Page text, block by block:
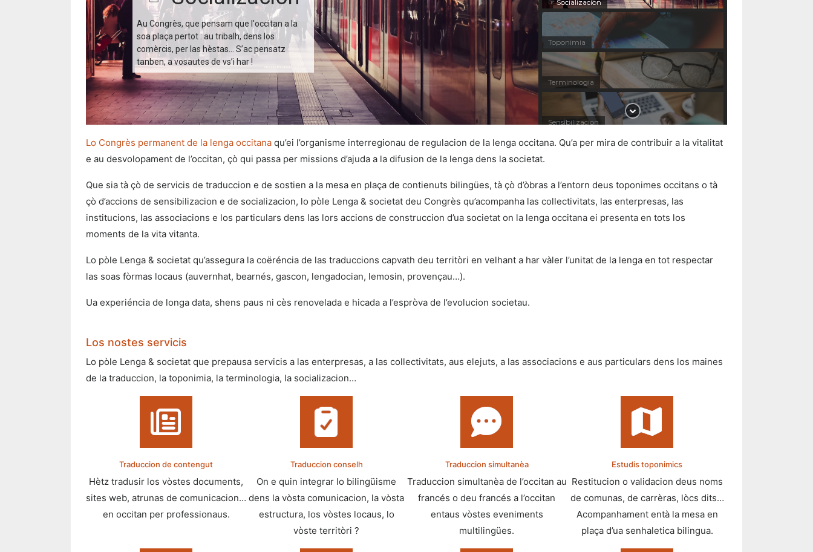
Au Congrès, que pensam que l'occitan a la
soa plaça pertot : au tribalh, dens los
comèrcis, per las hèstas... S’ac pensatz
tanben, a vosautes de vs’i har !
☞ Socializacion
Toponimia
Terminologia
Sensibilizacion
Lo Congrès permanent de la lenga occitana qu’ei l’organisme interregionau de regulacion de la lenga occitana. Qu’a per mira de contribuir a la vitalitat
e au desvolopament de l’occitan, çò qui passa per missions d’ajuda a la difusion de la lenga dens la societat.
Que sia tà çò de servicis de traduccion e de sostien a la mesa en plaça de contienuts bilingües, tà çò d’òbras a l’entorn deus toponimes occitans o tà
çò d’accions de sensibilizacion e de socializacion, lo pòle Lenga & societat deu Congrès qu’acompanha las collectivitats, las enterpresas, las
institucions, las associacions e los particulars dens las lors accions de construccion d’ua societat on la lenga occitana ei presenta en tots los
moments de la vita vitanta.
Lo pòle Lenga & societat qu’assegura la coëréncia de las traduccions capvath deu territòri en velhant a har vàler l’unitat de la lenga en tot respectar
las soas fòrmas locaus (auvernhat, bearnés, gascon, lengadocian, lemosin, provençau…).
Ua experiéncia de longa data, shens paus ni cès renovelada e hicada a l’espròva de l’evolucion societau.
Los nostes servicis
Lo pòle Lenga & societat que prepausa servicis a las enterpresas, a las collectivitats, aus elejuts, a las associacions e aus particulars dens los maines
de la traduccion, la toponimia, la terminologia, la socializacion…
Traduccion de contengut
Hètz tradusir los vòstes documents,
sites web, atrunas de comunicacion…
en occitan per professionaus.
Traduccion conselh
On e quin integrar lo bilingüisme
dens la vòsta comunicacion, la vòsta
estructura, los vòstes locaus, lo
vòste territòri ?
Traduccion simultanèa
Traduccion simultanèa de l’occitan au
francés o deu francés a l’occitan
entaus vòstes eveniments
multilingües.
Estudis toponimics
Restitucion o validacion deus noms
de comunas, de carrèras, lòcs dits…
Acompanhament entà la mesa en
plaça d’ua senhaletica bilingua.